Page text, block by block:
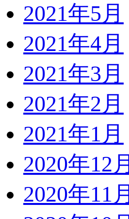
2021年5月
2021年4月
2021年3月
2021年2月
2021年1月
2020年12月
2020年11月